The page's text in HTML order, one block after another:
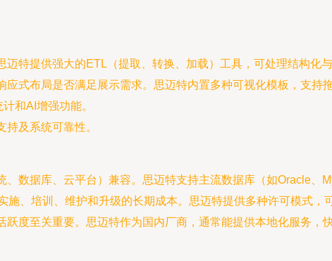
迈特提供强大的ETL（提取、转换、加载）工具，可处理结构化与
应式布局是否满足展示需求。思迈特内置多种可视化模板，支持
和AI增强功能。
持及系统可靠性。
数据库、云平台）兼容。思迈特支持主流数据库（如Oracle、
施、培训、维护和升级的长期成本。思迈特提供多种许可模式，
度至关重要。思迈特作为国内厂商，通常能提供本地化服务，